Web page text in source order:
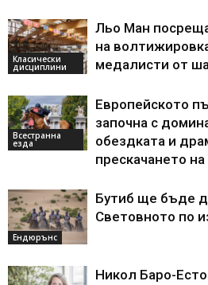
Класически
дисциплини
Льо Ман
на
медалисти от
Всестранна
езда
Европейското
започна с
обездката и
прескачането
Ендюрънс
Бутиб ще бъде
Световното по
Никол Баро-